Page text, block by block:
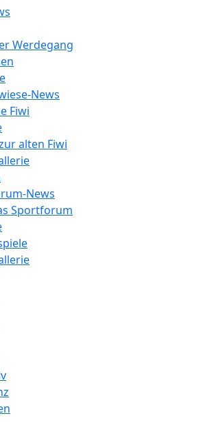
Werdegang
News
Fiwi
alten Fiwi
News
Sportforum